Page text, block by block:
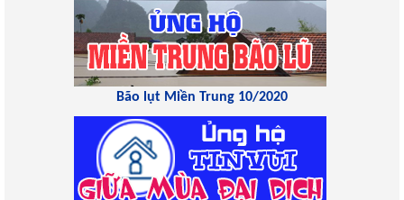
Bão lụt Miền Trung 10/2020